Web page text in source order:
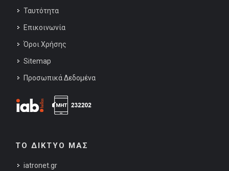
Ταυτότητα
Επικοινωνία
Όροι Χρήσης
Sitemap
Προσωπικά Δεδομένα
ΤΟ ΔΙΚΤΥΟ ΜΑΣ
iatronet.gr